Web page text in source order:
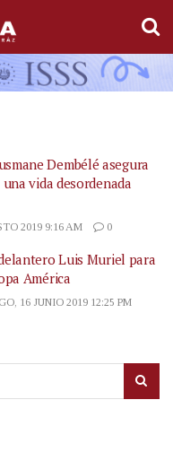
Dembélé asegura
vida desordenada
2019 9:16 AM
0
Luis Muriel para
América
16 JUNIO 2019 12:25 PM